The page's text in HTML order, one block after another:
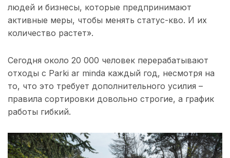
людей и бизнесы, которые предпринимают
активные меры, чтобы менять статус-кво. И их
количество растет».
Сегодня около 20 000 человек перерабатывают
отходы с Parki ar minda каждый год, несмотря на
то, что это требует дополнительного усилия –
правила сортировки довольно строгие, а график
работы гибкий.